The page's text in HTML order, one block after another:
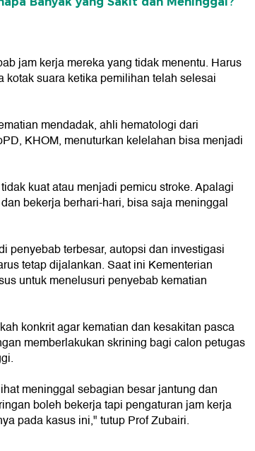
jam kerja mereka yang tidak menentu. Harus
suara ketika pemilihan telah selesai
mendadak, ahli hematologi dari
KHOM, menuturkan kelelahan bisa menjadi
kuat atau menjadi pemicu stroke. Apalagi
bekerja berhari-hari, bisa saja meninggal
penyebab terbesar, autopsi dan investigasi
tetap dijalankan. Saat ini Kementerian
untuk menelusuri penyebab kematian
konkrit agar kematian dan kesakitan pasca
memberlakukan skrining bagi calon petugas
meninggal sebagian besar jantung dan
boleh bekerja tapi pengaturan jam kerja
pada kasus ini," tutup Prof Zubairi.